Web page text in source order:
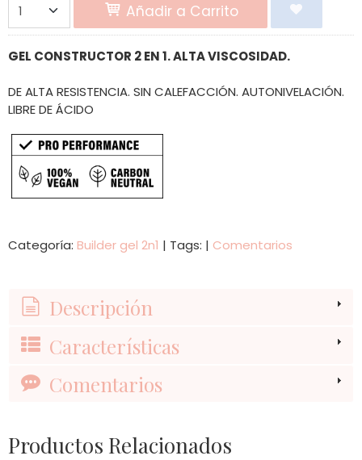
Añadir a Carrito
GEL CONSTRUCTOR 2 EN 1. ALTA VISCOSIDAD.
DE ALTA RESISTENCIA. SIN CALEFACCIÓN. AUTONIVELACIÓN.
LIBRE DE ÁCIDO
Categoría: Builder gel 2n1 | Tags: | Comentarios
Descripción
Características
Comentarios
Productos Relacionados